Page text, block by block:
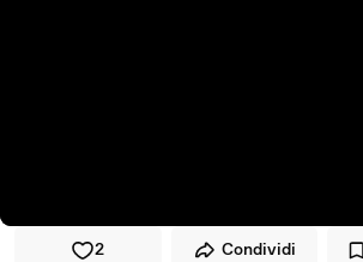
2 Condividi